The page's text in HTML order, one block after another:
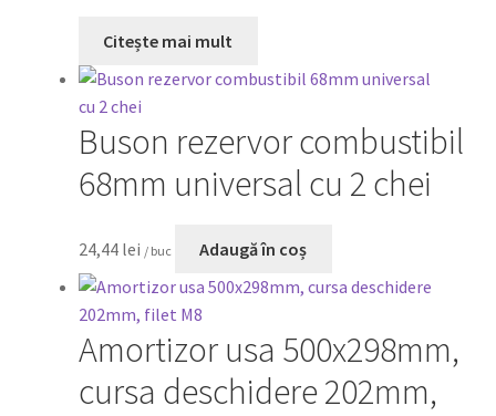
Citește mai mult
Buson rezervor combustibil
68mm universal cu 2 chei
24,44 lei / buc Adaugă în coș
Amortizor usa 500x298mm,
cursa deschidere 202mm,